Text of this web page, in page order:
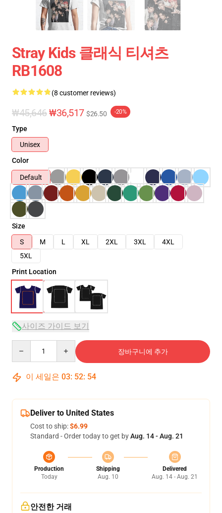
Stray Kids 클래식 티셔츠
RB1608
(8 customer reviews)
₩45,646₩36,517 $26.50 -20%
Type
Unisex
Color
Default
Size
S
M L XL 2XL 3XL
4XL
5XL
Print Location
사이즈 가이드 보기
장바구니에 추가
이 세일은 03: 52: 53
Deliver to United States
Cost to ship:$6.99
Standard - Order today to get byAug. 14 - Aug. 21
Production
Today
Shipping
Aug. 10
Delivered
Aug. 14 - Aug. 21
안전한 거래